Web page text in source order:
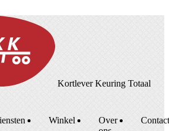
Kortlever Keuring Totaal
Winkel
Over
Contact